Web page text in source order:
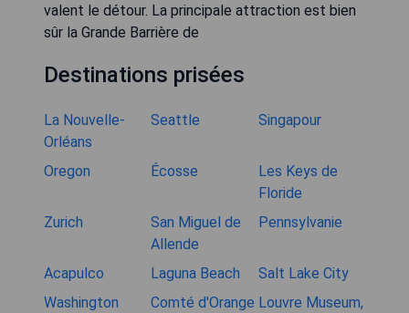
valent le détour. La principale attraction est bien
sûr la Grande Barrière de
Destinations prisées
La Nouvelle-
Orléans
Seattle Singapour
Oregon Écosse
Les Keys de
Floride
Zurich
San Miguel de
Allende
Pennsylvanie
Acapulco Laguna Beach
Salt Lake City
Washington
Comté d'Orange Louvre Museum,